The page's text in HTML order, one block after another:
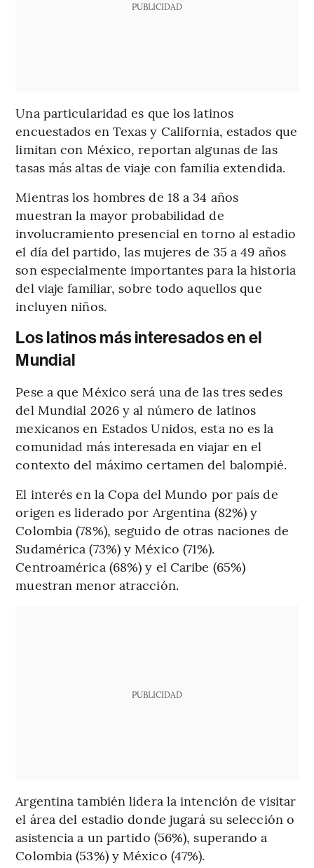
PUBLICIDAD
Una particularidad es que los latinos
encuestados en Texas y California, estados que
limitan con México, reportan algunas de las
tasas más altas de viaje con familia extendida.
Mientras los hombres de 18 a 34 años
muestran la mayor probabilidad de
involucramiento presencial en torno al estadio
el día del partido, las mujeres de 35 a 49 años
son especialmente importantes para la historia
del viaje familiar, sobre todo aquellos que
incluyen niños.
Los latinos más interesados en el
Mundial
Pese a que México será una de las tres sedes
del Mundial 2026 y al número de latinos
mexicanos en Estados Unidos, esta no es la
comunidad más interesada en viajar en el
contexto del máximo certamen del balompié.
El interés en la Copa del Mundo por país de
origen es liderado por Argentina (82%) y
Colombia (78%), seguido de otras naciones de
Sudamérica (73%) y México (71%).
Centroamérica (68%) y el Caribe (65%)
muestran menor atracción.
PUBLICIDAD
Argentina también lidera la intención de visitar
el área del estadio donde jugará su selección o
asistencia a un partido (56%), superando a
Colombia (53%) y México (47%).